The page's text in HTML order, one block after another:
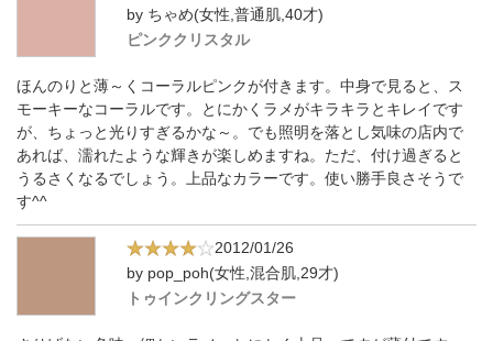
by ちゃめ(女性,普通肌,40才)
ピンククリスタル
ほんのりと薄～くコーラルピンクが付きます。中身で見ると、ス
モーキーなコーラルです。とにかくラメがキラキラとキレイです
が、ちょっと光りすぎるかな～。でも照明を落とし気味の店内で
あれば、濡れたような輝きが楽しめますね。ただ、付け過ぎると
うるさくなるでしょう。上品なカラーです。使い勝手良さそうで
す^^
2012/01/26
by pop_poh(女性,混合肌,29才)
トゥインクリングスター